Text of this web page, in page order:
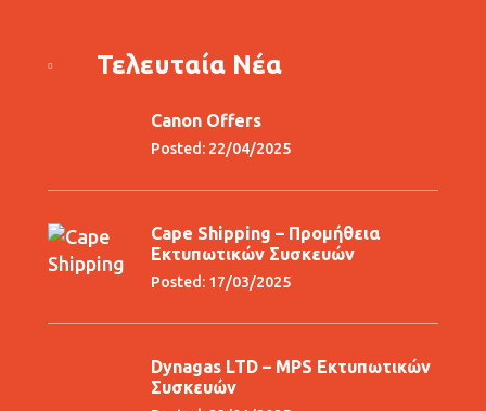
Τελευταία Νέα
Canon Offers
Posted: 22/04/2025
Cape Shipping – Προμήθεια
Εκτυπωτικών Συσκευών
Posted: 17/03/2025
Dynagas LTD – MPS Εκτυπωτικών
Συσκευών